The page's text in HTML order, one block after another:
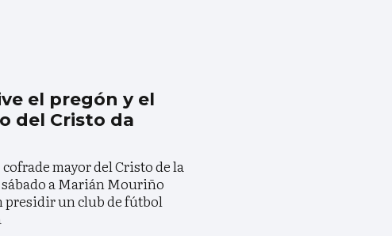
el pregón y el
del Cristo da
mayor del Cristo de la
a Marián Mouriño
presidir un club de fútbol